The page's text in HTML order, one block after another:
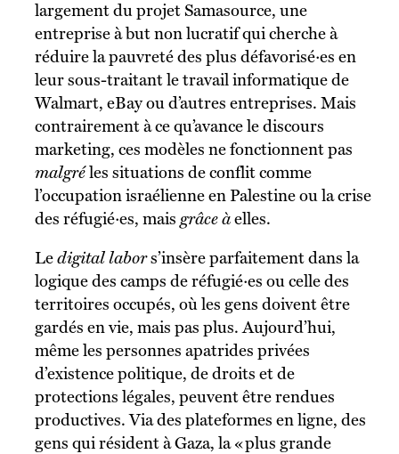
largement du projet Samasource, une
entreprise à but non lucratif qui cherche à
réduire la pauvreté des plus défavorisé·es en
leur sous-traitant le travail informatique de
Walmart, eBay ou d’autres entreprises. Mais
contrairement à ce qu’avance le discours
marketing, ces modèles ne fonctionnent pas
malgréles situations de conflit comme
l’occupation israélienne en Palestine ou la crise
des réfugié·es, mais grâce àelles.
Ledigital labors’insère parfaitement dans la
logique des camps de réfugié·es ou celle des
territoires occupés, où les gens doivent être
gardés en vie, mais pas plus. Aujourd’hui,
même les personnes apatrides privées
d’existence politique, de droits et de
protections légales, peuvent être rendues
productives. Via des plateformes en ligne, des
gens qui résident à Gaza, la « plus grande